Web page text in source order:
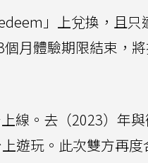
」上兌換，且只
月體驗期限結束，
線。去（2023）年
遊玩。此次雙方再